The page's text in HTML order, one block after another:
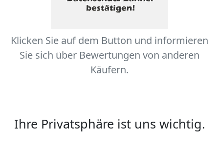
Klicken Sie auf dem Button und informieren
Sie sich über Bewertungen von anderen
Käufern.
Ihre Privatsphäre ist uns wichtig.